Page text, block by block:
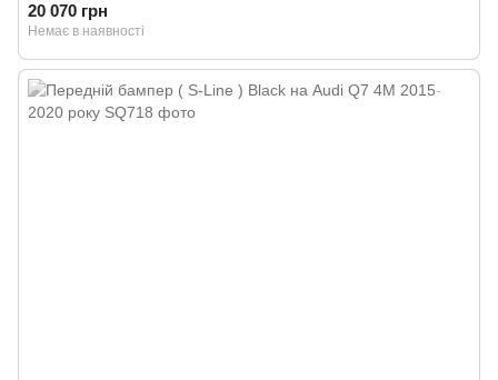
20 070 грн
Немає в наявності